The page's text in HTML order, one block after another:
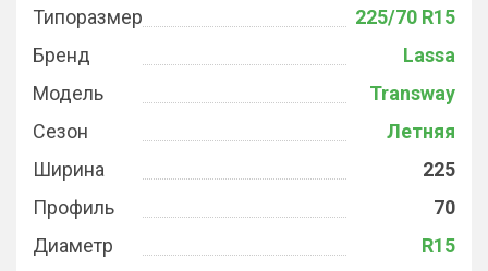
Типоразмер
225/70 R15
Бренд
Lassa
Модель
Transway
Сезон
Летняя
Ширина
225
Профиль
70
Диаметр
R15